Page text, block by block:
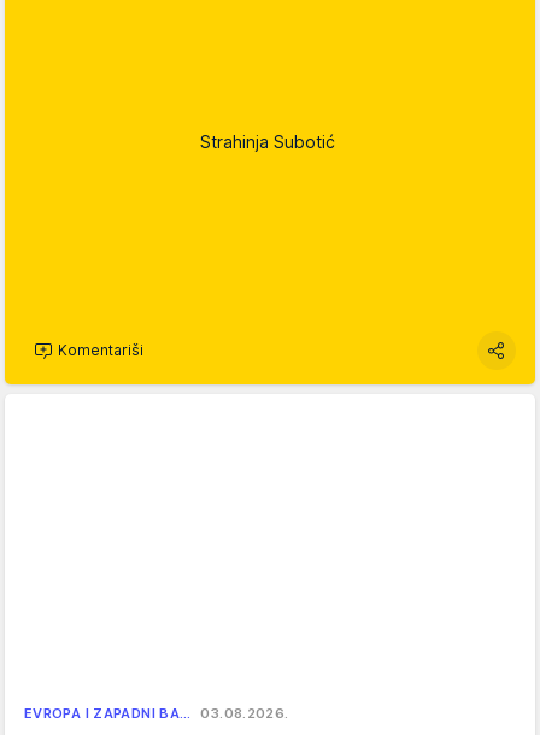
Strahinja Subotić
Komentariši
EVROPA I ZAPADNI BA… 03.08.2026.